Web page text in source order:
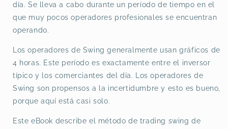
día. Se lleva a cabo durante un período de tiempo en el
que muy pocos operadores profesionales se encuentran
operando.
Los operadores de Swing generalmente usan gráficos de
4 horas. Este período es exactamente entre el inversor
típico y los comerciantes del día. Los operadores de
Swing son propensos a la incertidumbre y esto es bueno,
porque aquí está casi solo.
Este eBook describe el método de trading swing de